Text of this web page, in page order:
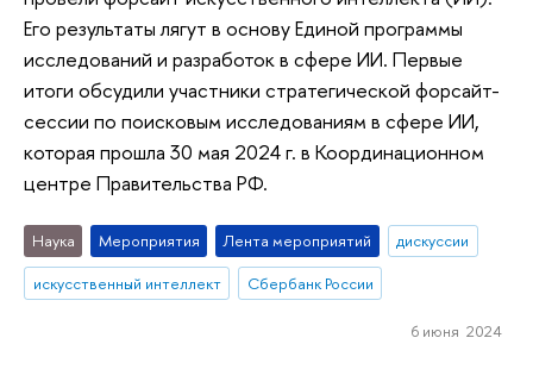
Его результаты лягут в основу Единой программы
исследований и разработок в сфере ИИ. Первые
итоги обсудили участники стратегической форсайт-
сессии по поисковым исследованиям в сфере ИИ,
которая прошла 30 мая 2024 г. в Координационном
центре Правительства РФ.
Наука Мероприятия Лента мероприятий
дискуссии
искусственный интеллект
Сбербанк России
6 июня 2024